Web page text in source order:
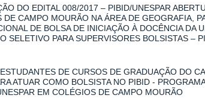
DO EDITAL 008/2017 – PIBID/UNESPAR
CAMPO MOURÃO NA ÁREA DE GEOGRAFIA,
DE BOLSA DE INICIAÇÃO À DOCÊNCIA DA
SELETIVO PARA SUPERVISORES BOLSISTAS –
DE CURSOS DE GRADUAÇÃO DO
ATUAR COMO BOLSISTA NO PIBID -
EM COLÉGIOS DE CAMPO MOURÃO